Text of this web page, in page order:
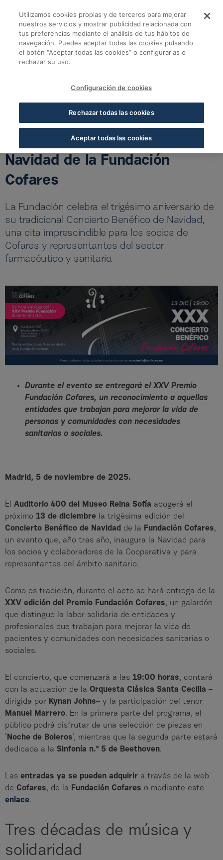
Abierta la venta de
Volver a noticias Fundación
5 MIN LECTURA
Abierta la venta de entradas
del Concierto Benéfico de
Navidad de la Fundación
Cofares
La Fundación celebra el trigésimo aniversario de
su tradicional Concierto Benéfico de Navidad,
una cita imprescindible para los socios de
Cofares y representantes del sector
farmacéutico y sanitario.
Durante el evento se entregará el XXV Premio
Fundación Cofares, un reconocimiento a aquellas
entidades que trabajan para mejorar la vida de
personas y comunidades con necesidades
sanitarias o sociales.
Madrid, 5 de noviembre de 2025.
El Auditorio 400 del Museo Reina Sofía acogerá el
próximo 13 de diciembre la trigésima edición del
Concierto Benéfico de Navidad de la Fundación Cofares,
un evento que, año tras año, inaugura la Navidad para
los socios y colaboradores de la Cooperativa y para
representantes del ámbito sanitario.
Como es tradición, durante el acto se hará entrega de la
XXV edición del Premio Fundación Cofares, un galardón
que distingue la labor solidaria de entidades y
profesionales que trabajan para mejorar la vida de
pacientes y comunidades con necesidades sanitarias o
sociales.
El concierto, que comenzará a las 19:00 horas, contará
con la actuación de la Orquesta Clásica Santa Cecilia –
dirigida por Kynan Johns– y la participación del tenor
Manuel Marrero. En la primera parte del programa, el
público podrá disfrutar de una selección de piezas en
‘Noche de Boleros’, mientras que la segunda parte estará
dedicada a la Sinfonía n.º 5 de Beethoven.
Las entradas ya se pueden adquirir a través de la web
de Cofares, de la Fundación Cofares o mediante este
enlace.
Tres décadas de música y
solidaridad
Utilizamos cookies propias y de terceros para mejorar
nuestros servicios y mostrar publicidad relacionada con
tus preferencias mediante el análisis de tus hábitos de
navegación. Puedes aceptar todas las cookies pulsando
el botón “Aceptar todas las cookies” o configurarlas o
rechazar su uso.
Configuración de cookies
Rechazar todas las cookies
Aceptar todas las cookies